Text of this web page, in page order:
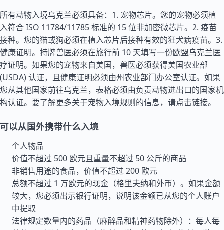
所有动物入境乌克兰必须具备：1. 宠物芯片。您的宠物必须植
入符合 ISO 11784/11785 标准的 15 位非加密微芯片。2. 疫苗
接种。您的猫或狗必须在植入芯片后接种有效的狂犬病疫苗。3.
健康证明。持牌兽医必须在旅行前 10 天填写一份欧盟乌克兰医
疗证明。如果您的宠物来自美国，兽医必须获得美国农业部
(USDA) 认证，且健康证明必须由州农业部门办公室认证。如果
您从其他国家前往乌克兰，表格必须由负责动物进出口的国家机
构认证。要了解更多关于宠物入境规则的信息，请点击链接。
可以从国外携带什么入境
个人物品
价值不超过 500 欧元且重量不超过 50 公斤的商品
非销售用途的食品，价值不超过 200 欧元
总额不超过 1 万欧元的现金（格里夫纳和外币）。如果金额
较大，您必须出示银行证明，说明该金额已从您的个人账户
中提取
法律规定数量内的药品（麻醉品和精神药物除外）：每人每